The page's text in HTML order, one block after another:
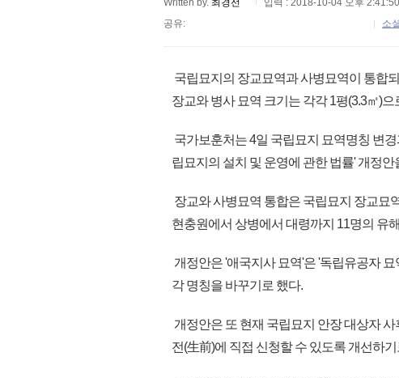
Written by. 최경선
입력 : 2018-10-04 오후 2:41:50
공유:
소
국립묘지의 장교묘역과 사병묘역이 통합
장교와 병사 묘역 크기는 각각 1평(3.3㎡)으
국가보훈처는 4일 국립묘지 묘역명칭 변
립묘지의 설치 및 운영에 관한 법률' 개정
장교와 사병묘역 통합은 국립묘지 장교묘
현충원에서 상병에서 대령까지 11명의 유
개정안은 '애국지사 묘역'은 '독립유공자
각 명칭을 바꾸기로 했다.
개정안은 또 현재 국립묘지 안장 대상자
전(生前)에 직접 신청할 수 있도록 개선하